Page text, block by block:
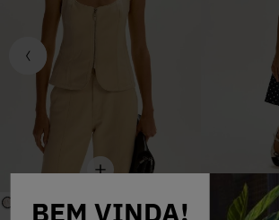
BEM VINDA!